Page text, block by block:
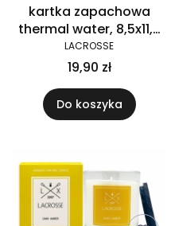
kartka zapachowa
thermal water, 8,5x11,3
cm
LACROSSE
19,90 zł
Do koszyka